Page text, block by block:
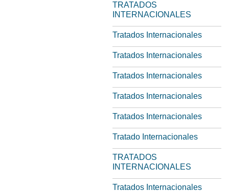
TRATADOS
INTERNACIONALES
Tratados Internacionales
Tratados Internacionales
Tratados Internacionales
Tratados Internacionales
Tratados Internacionales
Tratado Internacionales
TRATADOS
INTERNACIONALES
Tratados Internacionales